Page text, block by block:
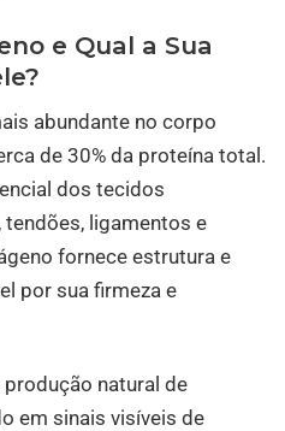
e Qual a Sua
abundante no corpo
de 30% da proteína total.
dos tecidos
ligamentos e
fornece estrutura e
por sua firmeza e
natural de
em sinais visíveis de